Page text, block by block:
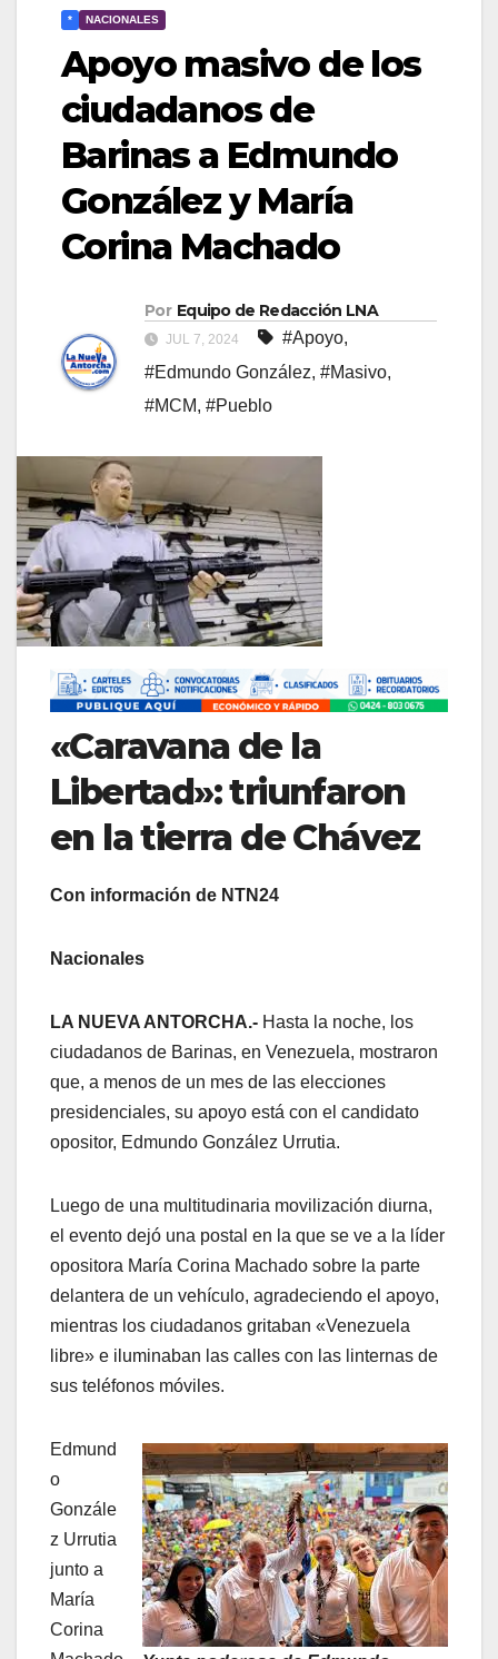
* NACIONALES
Apoyo masivo de los
ciudadanos de
Barinas a Edmundo
González y María
Corina Machado
Por Equipo de Redacción LNA
JUL 7, 2024 #Apoyo,
#Edmundo González, #Masivo,
#MCM, #Pueblo
«Caravana de la
Libertad»: triunfaron
en la tierra de Chávez
Con información de NTN24
Nacionales
LA NUEVA ANTORCHA.- Hasta la noche, los
ciudadanos de Barinas, en Venezuela, mostraron
que, a menos de un mes de las elecciones
presidenciales, su apoyo está con el candidato
opositor, Edmundo González Urrutia.
Luego de una multitudinaria movilización diurna,
el evento dejó una postal en la que se ve a la líder
opositora María Corina Machado sobre la parte
delantera de un vehículo, agradeciendo el apoyo,
mientras los ciudadanos gritaban «Venezuela
libre» e iluminaban las calles con las linternas de
sus teléfonos móviles.
Edmund
o
Gonzále
z Urrutia
junto a
María
Corina